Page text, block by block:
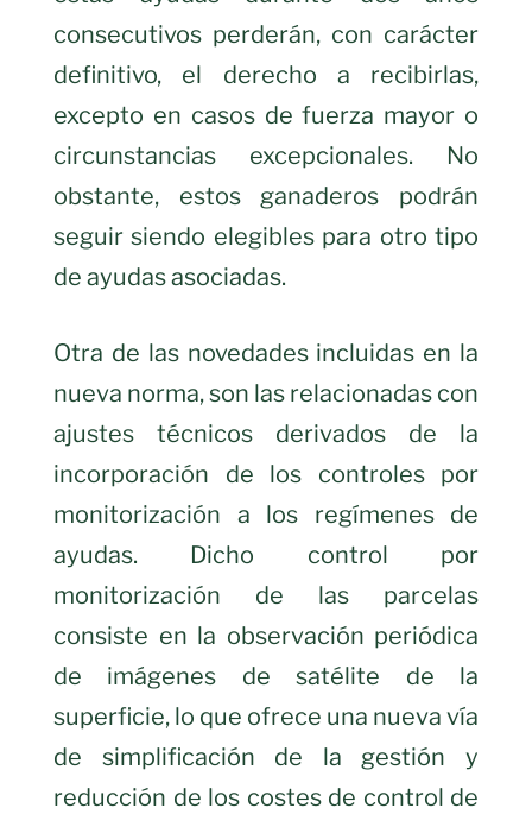
consecutivos perderán, con carácter
definitivo, el derecho a recibirlas,
excepto en casos de fuerza mayor o
circunstancias excepcionales. No
obstante, estos ganaderos podrán
seguir siendo elegibles para otro tipo
de ayudas asociadas.
Otra de las novedades incluidas en la
nueva norma, son las relacionadas con
ajustes técnicos derivados de la
incorporación de los controles por
monitorización a los regímenes de
ayudas. Dicho control por
monitorización de las parcelas
consiste en la observación periódica
de imágenes de satélite de la
superficie, lo que ofrece una nueva vía
de simplificación de la gestión y
reducción de los costes de control de